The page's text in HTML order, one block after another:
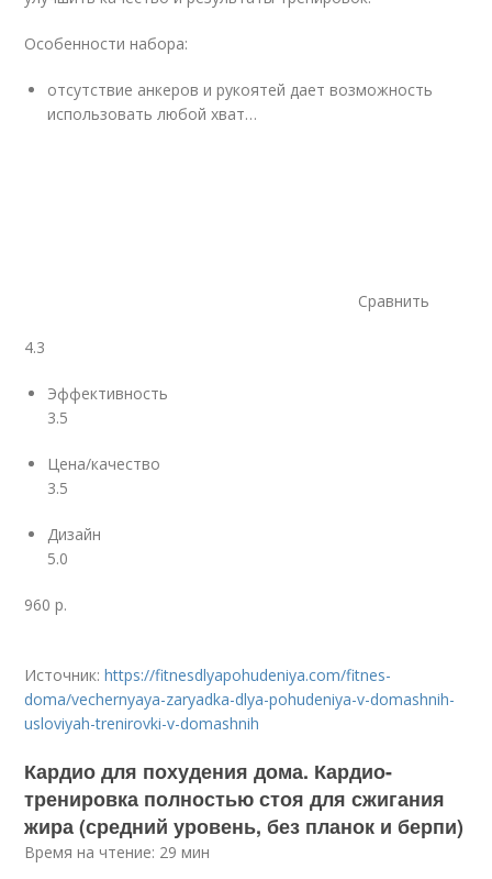
Особенности набора:
отсутствие анкеров и рукоятей дает возможность
использовать любой хват…
Сравнить
4.3
Эффективность
3.5
Цена/качество
3.5
Дизайн
5.0
960 р.
Источник:https://fitnesdlyapohudeniya.com/fitnes-
doma/vechernyaya-zaryadka-dlya-pohudeniya-v-domashnih-
usloviyah-trenirovki-v-domashnih
Кардио для похудения дома. Кардио-
тренировка полностью стоя для сжигания
жира (средний уровень, без планок и берпи)
Время на чтение: 29 мин